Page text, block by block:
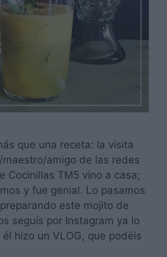
que una receta: la visita
amigo de las redes
Cocinillas TM5 vino a casa;
y fue genial. Lo pasamos
este mojito de
seguís por Instagram ya lo
hizo un VLOG, que podéis